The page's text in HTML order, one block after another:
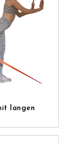
langen